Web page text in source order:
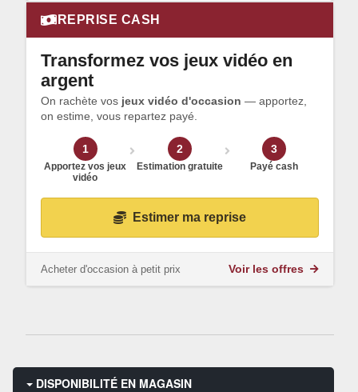
REPRISE CASH
Transformez vos jeux vidéo en
argent
On rachète vos jeux vidéo d'occasion — apportez,
on estime, vous repartez payé.
1
Apportez vos jeux
vidéo
2
Estimation gratuite
3
Payé cash
Estimer ma reprise
Acheter d'occasion à petit prix Voir les offres
DISPONIBILITÉ EN MAGASIN